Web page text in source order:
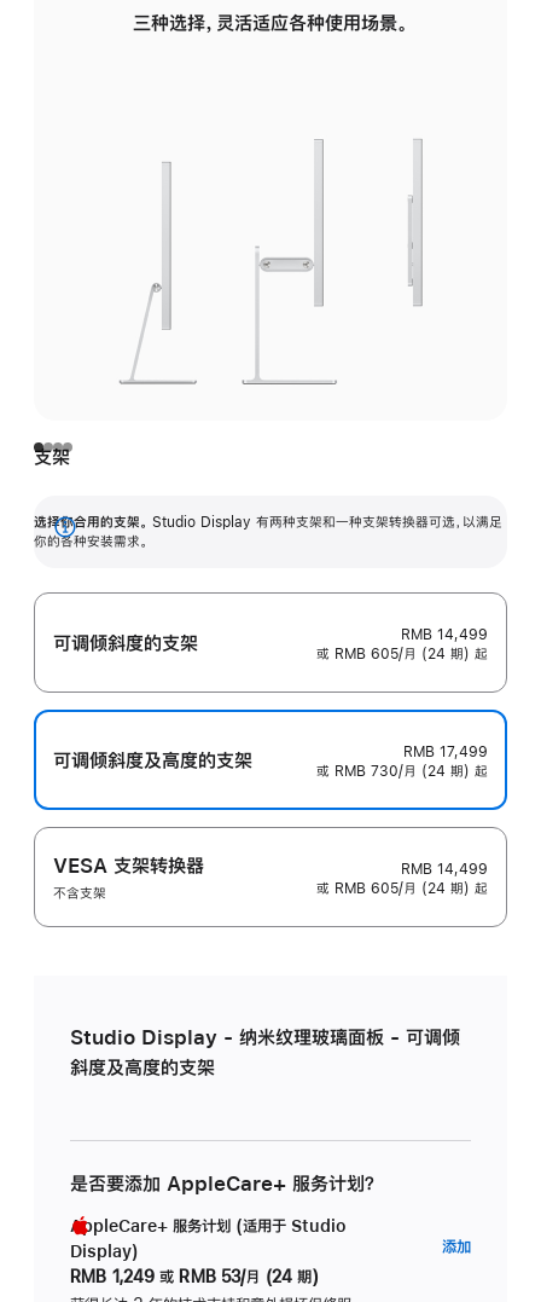
三种选择，灵活适应各种使用场景。
支架
选择你合用的支架。 Studio Display 有两种支架和一种支架转换器可选，以满足
你的各种安装需求。
展
可调倾斜度的支架
RMB 14,499
或 RMB 605/月 (24 期) 起
可调倾斜度及高‍度的支‍架
RMB 17,499
或 RMB 730/月 (24 期) 起
VESA 支架转换器
不含支架
RMB 14,499
或 RMB 605/月 (24 期) 起
Studio Display - 纳米纹理玻璃面板 - 可调倾
斜度及高度的支架
是否要添加 AppleCare+ 服务计划？
AppleCare+ 服务计划 (适用于 Studio
Display)
RMB 1,249 或 RMB 53/月 (24 期)
添加